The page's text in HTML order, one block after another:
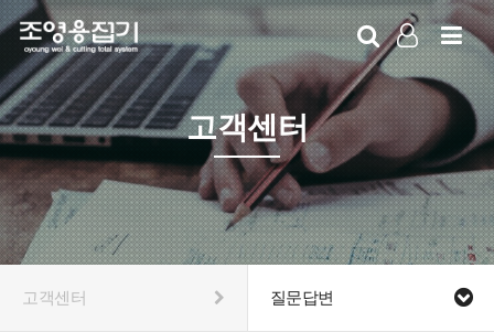
LOG IN
SIGN UP
고객센터
고객센터 질문답변